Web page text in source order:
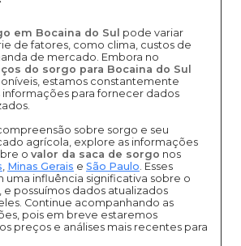
em Bocaina do Sul pode variar
de fatores, como clima, custos de
de mercado. Embora no
do sorgo para Bocaina do Sul
estamos constantemente
informações para fornecer dados
sobre sorgo e seu
agrícola, explore as informações
o valor da saca de sorgo nos
, Minas Gerais e São Paulo. Esses
uma influência significativa sobre o
, e possuímos dados atualizados
Continue acompanhando as
pois em breve estaremos
preços e análises mais recentes para